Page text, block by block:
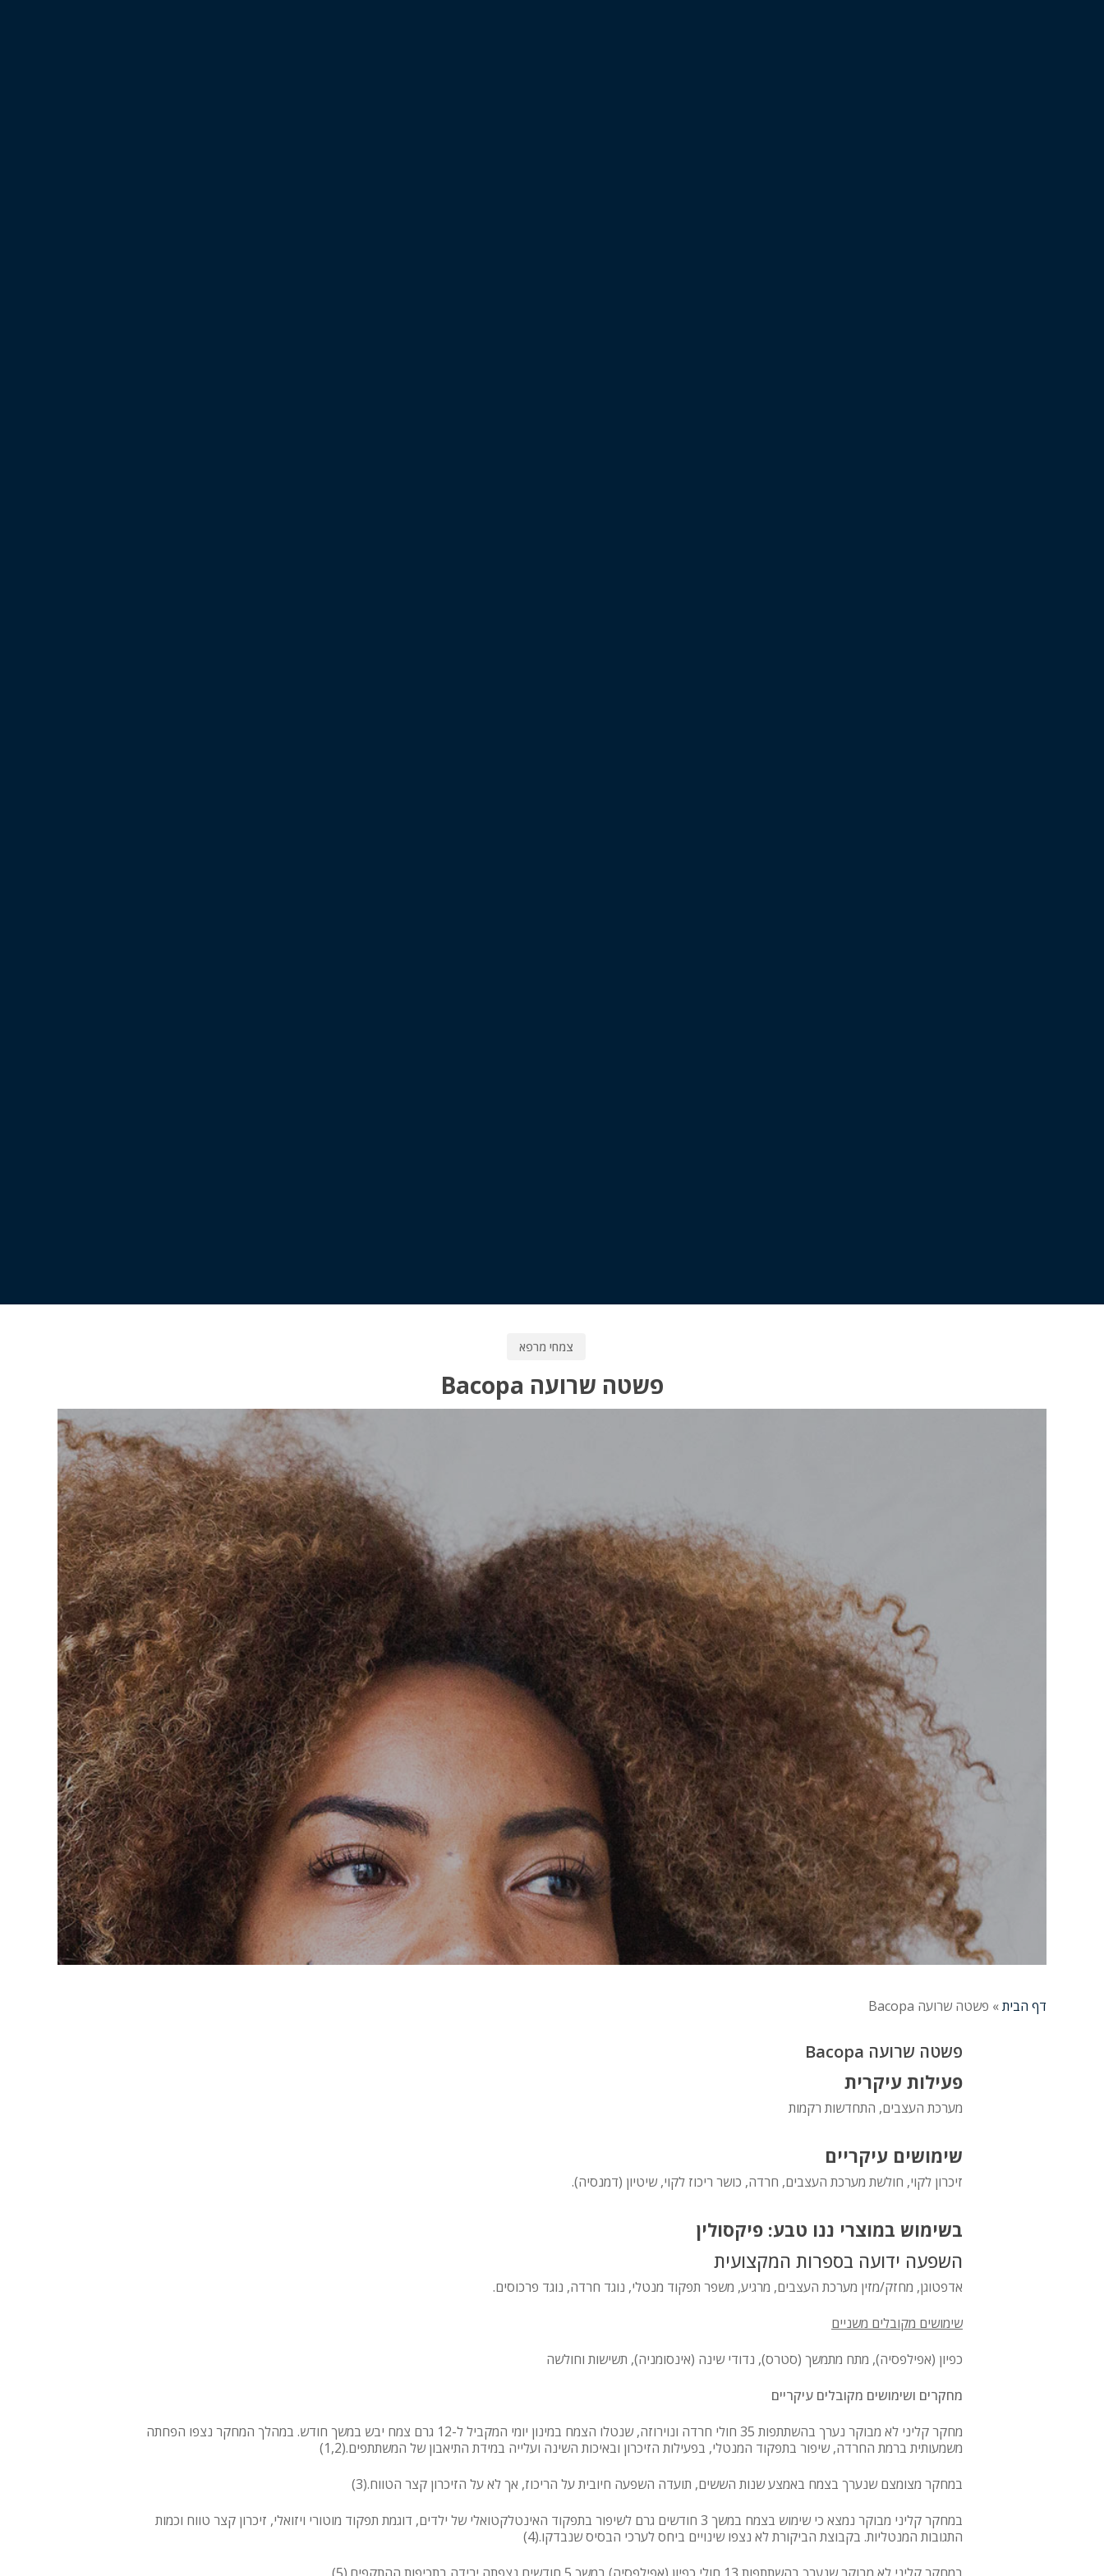
צמחי מרפא
פשטה שרועה Bacopa
דף הבית» פשטה שרועה Bacopa
פשטה שרועה Bacopa
פעילות עיקרית
מערכת העצבים, התחדשות רקמות
שימושים עיקריים
זיכרון לקוי, חולשת מערכת העצבים, חרדה, כושר ריכוז לקוי, שיטיון (דמנסיה).
בשימוש במוצרי ננו טבע: פיקסולין
השפעה ידועה בספרות המקצועית
אדפטוגן, מחזק/מזין מערכת העצבים, מרגיע, משפר תפקוד מנטלי, נוגד חרדה, נוגד פרכוסים.
שימושים מקובלים משניים
כפיון (אפילפסיה), מתח מתמשך (סטרס), נדודי שינה (אינסומניה), תשישות וחולשה
מחקרים ושימושים מקובלים עיקריים
מחקר קליני לא מבוקר נערך בהשתתפות 35 חולי חרדה ונוירוזה, שנטלו הצמח במינון יומי המקביל ל-12 גרם צמח יבש במשך חודש. במהלך המחקר נצפו הפחתה
משמעותית ברמת החרדה, שיפור בתפקוד המנטלי, בפעילות הזיכרון ובאיכות השינה ועלייה במידת התיאבון של המשתתפים.(1,2)
במחקר מצומצם שנערך בצמח באמצע שנות הששים, תועדה השפעה חיובית על הריכוז, אך לא על הזיכרון קצר הטווח.(3)
במחקר קליני מבוקר נמצא כי שימוש בצמח במשך 3 חודשים גרם לשיפור בתפקוד האינטלקטואלי של ילדים, דוגמת תפקוד מוטורי ויזואלי, זיכרון קצר טווח וכמות
התגובות המנטליות. בקבוצת הביקורת לא נצפו שינויים ביחס לערכי הבסיס שנבדקו.(4)